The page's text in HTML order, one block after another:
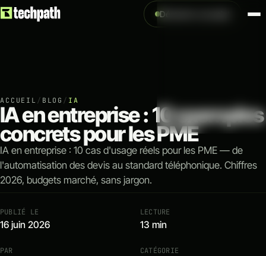
Acquisition ↗
Référencement naturel
Démarrer un projet
ACCUEIL / BLOG / IA
IA en entreprise : 10 exemples
concrets pour les PME
IA en entreprise : 10 cas d'usage réels pour les PME — de
l'automatisation des devis au standard téléphonique. Chiffres
2026, budgets marché, sans jargon.
PUBLIÉ LE
16 juin 2026
LECTURE
13 min
PAR CATÉGORIE